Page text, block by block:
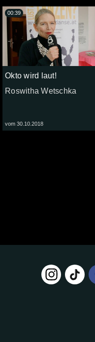
Okto wird laut!
Roswitha Wetschka
vom 30.10.2018
00:39